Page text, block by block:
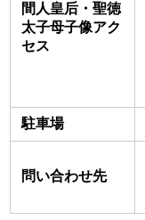
間人皇后・聖徳
太子母子像アク
セス
駐車場
問い合わせ先